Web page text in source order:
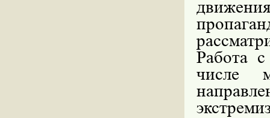
Работа
числе